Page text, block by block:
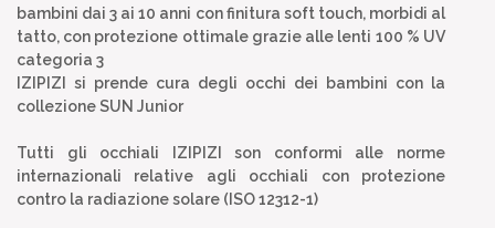
bambini dai 3 ai 10 anni con finitura soft touch, morbidi al
tatto, con protezione ottimale grazie alle lenti 100 % UV
categoria 3
IZIPIZI si prende cura degli occhi dei bambini con la
collezione SUN Junior
Tutti gli occhiali IZIPIZI son conformi alle norme
internazionali relative agli occhiali con protezione
contro la radiazione solare (ISO 12312-1)